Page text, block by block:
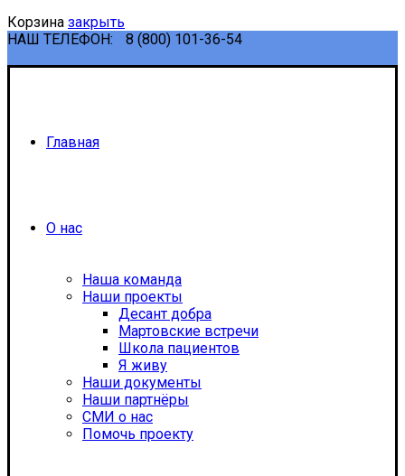
Корзина закрыть
НАШ ТЕЛЕФОН:
8 (800) 101-36-54
Главная
О нас
Наша команда
Наши проекты
Десант добра
Мартовские встречи
Школа пациентов
Я живу
Наши документы
Наши партнёры
СМИ о нас
Помочь проекту